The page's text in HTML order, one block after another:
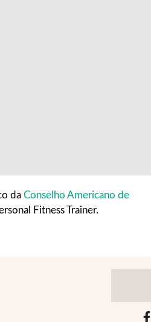
da Conselho Americano de
Fitness Trainer.